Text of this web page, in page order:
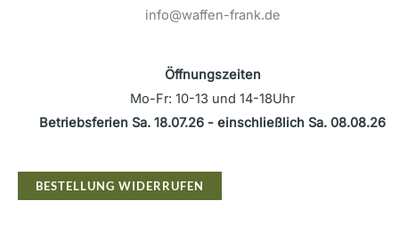
info@waffen-frank.de
Öffnungszeiten
Mo-Fr: 10-13 und 14-18Uhr
Betriebsferien Sa. 18.07.26 - einschließlich Sa. 08.08.26
BESTELLUNG WIDERRUFEN